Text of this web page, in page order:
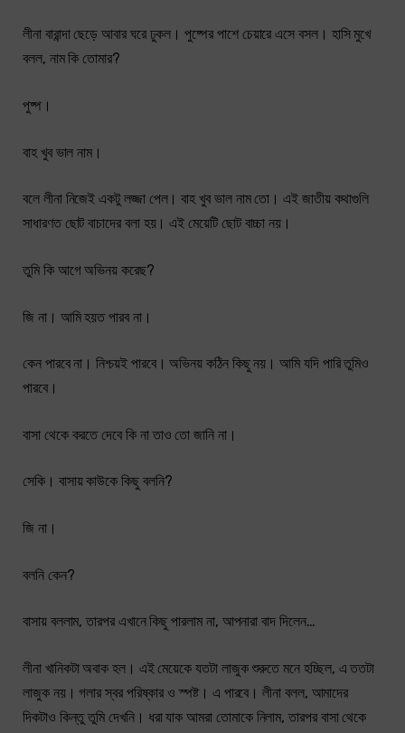
লীনা বারান্দা ছেড়ে আবার ঘরে ঢুকল। পুষ্পের পাশে চেয়ারে এসে বসল। হাসি মুখে
বলল, নাম কি তোমার?
পুষ্প।
বাহ খুব ভাল নাম।
বলে লীনা নিজেই একটু লজ্জা পেল। বাহ খুব ভাল নাম তো। এই জাতীয় কথাগুলি
সাধারণত ছোট বাচাদের বলা হয়। এই মেয়েটি ছোট বাচ্চা নয়।
তুমি কি আগে অভিনয় করেছ?
জি না। আমি হয়ত পারব না।
কেন পারবে না। নিশ্চয়ই পারবে। অভিনয় কঠিন কিছু নয়। আমি যদি পারি তুমিও
পারবে।
বাসা থেকে করতে দেবে কি না তাও তো জানি না।
সেকি। বাসায় কাউকে কিছু বলনি?
জি না।
বলনি কেন?
বাসায় বললাম, তারপর এখানে কিছু পারলাম না, আপনারা বাদ দিলেন…
লীনা খানিকটা অবাক হল। এই মেয়েকে যতটা লাজুক শুরুতে মনে হচ্ছিল, এ ততটা
লাজুক নয়। গলার স্বর পরিষ্কার ও স্পষ্ট। এ পারবে। লীনা বলল, আমাদের
দিকটাও কিন্তু তুমি দেখনি। ধরা যাক আমরা তোমাকে নিলাম, তারপর বাসা থেকে